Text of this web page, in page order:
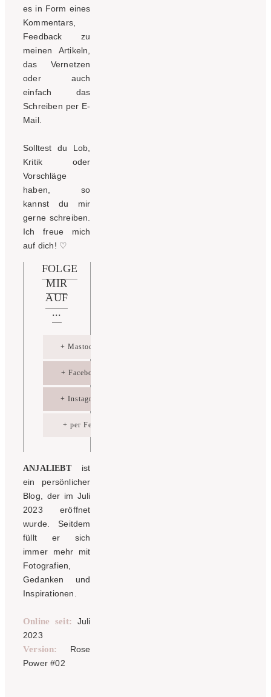
es in Form eines
Kommentars,
Feedback zu
meinen Artikeln,
das Vernetzen
oder auch
einfach das
Schreiben per E-
Mail.
Solltest du Lob,
Kritik oder
Vorschläge
haben, so
kannst du mir
gerne schreiben.
Ich freue mich
auf dich! ♡
FOLGE
MIR
AUF
...
+ Mastodon
+ Facebook
+ Instagram
+ per Feed
ANJALIEBTist
ein persönlicher
Blog, der im Juli
2023 eröffnet
wurde. Seitdem
füllt er sich
immer mehr mit
Fotografien,
Gedanken und
Inspirationen.
Online seit: Juli
2023
Version:
Rose
Power #02